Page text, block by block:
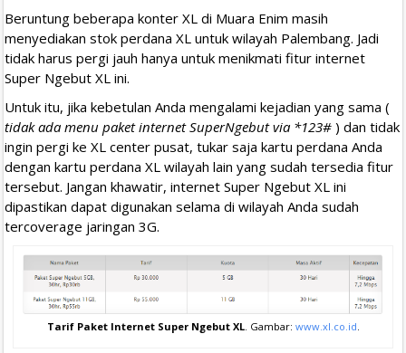
Beruntung beberapa konter XL di Muara Enim masih
menyediakan stok perdana XL untuk wilayah Palembang. Jadi
tidak harus pergi jauh hanya untuk menikmati fitur internet
Super Ngebut XL ini.
Untuk itu, jika kebetulan Anda mengalami kejadian yang sama (
tidak ada menu paket internet SuperNgebut via *123# ) dan tidak
ingin pergi ke XL center pusat, tukar saja kartu perdana Anda
dengan kartu perdana XL wilayah lain yang sudah tersedia fitur
tersebut. Jangan khawatir, internet Super Ngebut XL ini
dipastikan dapat digunakan selama di wilayah Anda sudah
tercoverage jaringan 3G.
Tarif Paket Internet Super Ngebut XL. Gambar: www.xl.co.id.